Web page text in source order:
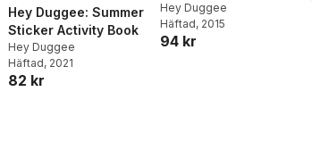
Hey Duggee: Summer
Sticker Activity Book
Hey Duggee
Häftad, 2021
82 kr
Hey Duggee
Häftad, 2015
94 kr